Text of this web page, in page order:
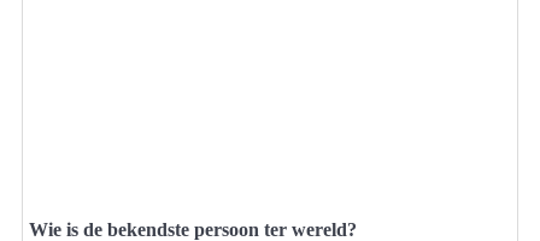
Wie is de bekendste persoon ter wereld?